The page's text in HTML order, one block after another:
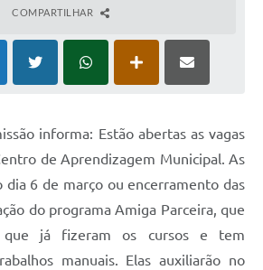
COMPARTILHAR
informa: Estão abertas as vagas
de Aprendizagem Municipal. As
dia 6 de março ou encerramento das
do programa Amiga Parceira, que
que já fizeram os cursos e tem
manuais. Elas auxiliarão no